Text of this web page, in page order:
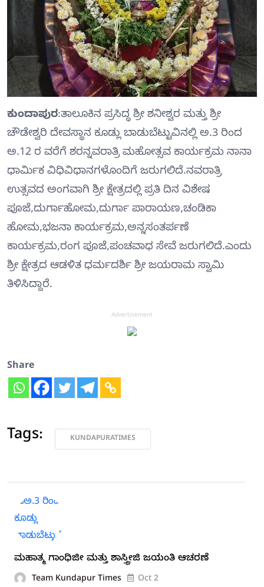
ಕುಂದಾಪುರ:ತಾಲೂಕಿನ ಪ್ರಸಿದ್ಧ ಶ್ರೀ ಶನೀಶ್ವರ ಮತ್ತು ಶ್ರೀ
ಚೌಡೇಶ್ವರಿ ದೇವಸ್ಥಾನ ಕೂಡ್ಲು ಬಾಡುಬೆಟ್ಟುವಿನಲ್ಲಿ ಅ.3 ರಿಂದ
ಅ.12 ರ ವರೆಗೆ ಶರನ್ನವರಾತ್ರಿ ಮಹೋತ್ಸವ ಕಾರ್ಯಕ್ರಮ ನಾನಾ
ಧಾರ್ಮಿಕ ವಿಧಿವಿಧಾನಗಳೊಂದಿಗೆ ಜರುಗಲಿದೆ.ನವರಾತ್ರಿ
ಉತ್ಸವದ ಅಂಗವಾಗಿ ಶ್ರೀ ಕ್ಷೇತ್ರದಲ್ಲಿ ಪ್ರತಿ ದಿನ ವಿಶೇಷ
ಪೂಜೆ,ದುರ್ಗಾಹೋಮ,ದುರ್ಗಾ ಪಾರಾಯಣ,ಚಂಡಿಕಾ
ಹೋಮ,ಭಜನಾ ಕಾರ್ಯಕ್ರಮ,ಅನ್ನಸಂತರ್ಪಣೆ
ಕಾರ್ಯಕ್ರಮ,ರಂಗ ಪೂಜೆ,ಪಂಚವಾಧ ಸೇವೆ ಜರುಗಲಿದೆ.ಎಂದು
ಶ್ರೀ ಕ್ಷೇತ್ರದ ಆಡಳಿತ ಧರ್ಮದರ್ಶಿ ಶ್ರೀ ಜಯರಾಮ ಸ್ವಾಮಿ
ತಿಳಿಸಿದ್ದಾರೆ.
Advertisement
Share
Tags: KUNDAPURATIMES
ಮಹಾತ್ಮ ಗಾಂಧಿಜೀ ಮತ್ತು ಶಾಸ್ತ್ರೀಜಿ ಜಯಂತಿ ಆಚರಣೆ
Team Kundapur Times Oct 2